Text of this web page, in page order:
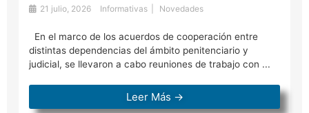
21 julio, 2026 Informativas Novedades
En el marco de los acuerdos de cooperación entre
distintas dependencias del ámbito penitenciario y
judicial, se llevaron a cabo reuniones de trabajo con ...
Leer Más →